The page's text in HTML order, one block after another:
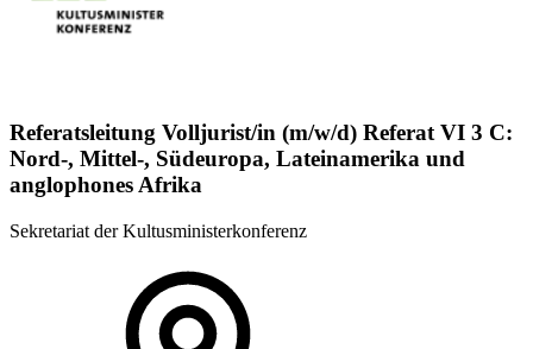
Referatsleitung Volljurist/in (m/w/d) Referat VI 3 C:
Nord-, Mittel-, Südeuropa, Lateinamerika und
anglophones Afrika
Sekretariat der Kultusministerkonferenz